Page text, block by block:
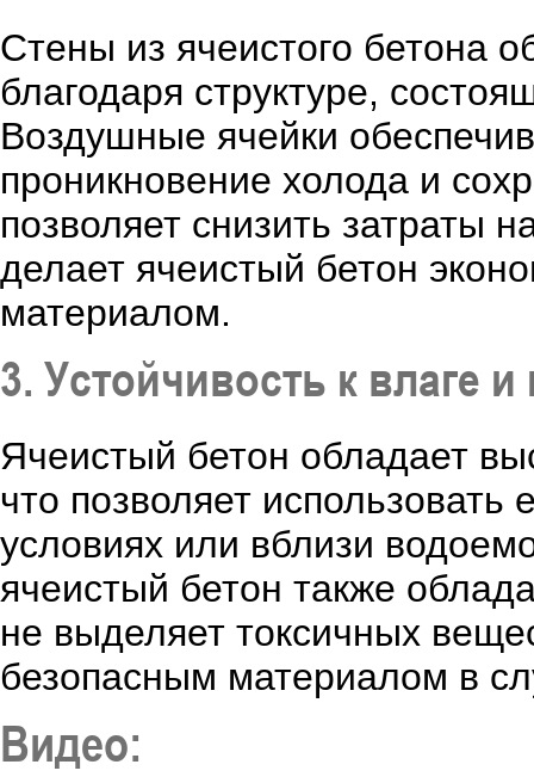
Стены из ячеистого бетона
благодаря структуре,
Воздушные ячейки
проникновение холода и
позволяет снизить затраты
делает ячеистый бетон
материалом.
3. Устойчивость к влаге
Ячеистый бетон обладает
что позволяет использовать
условиях или вблизи
ячеистый бетон также
не выделяет токсичных
безопасным материалом в
Видео: